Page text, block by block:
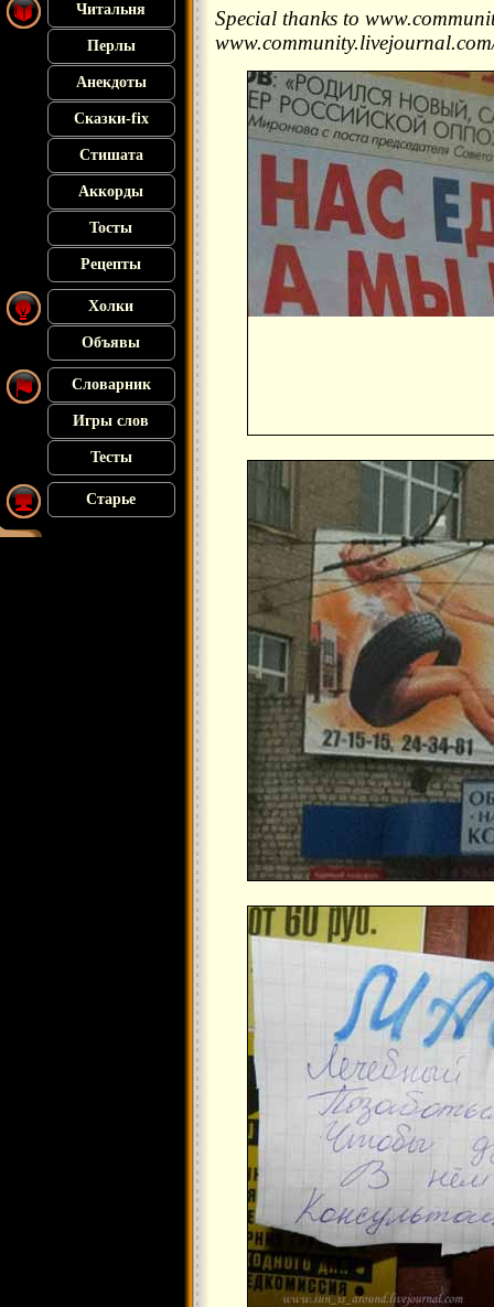
Читальня
Перлы
Анекдоты
Сказки-fix
Стишата
Аккорды
Тосты
Рецепты
Холки
Объявы
Словарник
Игры слов
Тесты
Старье
Special thanks to